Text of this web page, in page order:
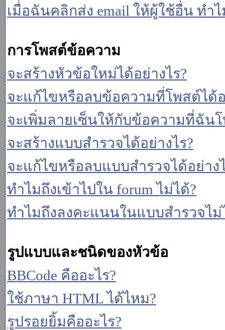
เมื่อฉันคลิกส่ง email ให้ผู้ใช้อื่น ทำ
การโพสต์ข้อความ
จะสร้างหัวข้อใหม่ได้อย่างไร?
จะแก้ไขหรือลบข้อความที่โพสต์ได้อ
จะเพิ่มลายเซ็นให้กับข้อความที่ฉันโ
จะสร้างแบบสำรวจได้อย่างไร?
จะแก้ไขหรือลบแบบสำรวจได้อย่าง
ทำไมถึงเข้าไปใน forum ไม่ได้?
ทำไมถึงลงคะแนนในแบบสำรวจไม่
รูปแบบและชนิดของหัวข้อ
BBCode คืออะไร?
ใช้ภาษา HTML ได้ไหม?
รูปรอยยิ้มคืออะไร?